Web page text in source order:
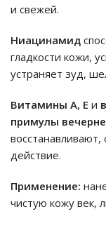
и свежей.
Ниацинамид
гладкости кожи,
устраняет зуд,
Витамины А, Е и
примулы
действие.
Применение:
чистую кожу век,